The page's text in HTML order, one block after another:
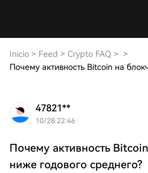
Inicio > Feed > Crypto FAQ > >
47821**
10/28 22:46
Почему активность
ниже годового среднего?